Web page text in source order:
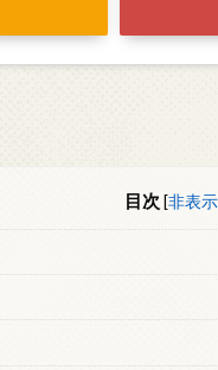
目次 [非表示